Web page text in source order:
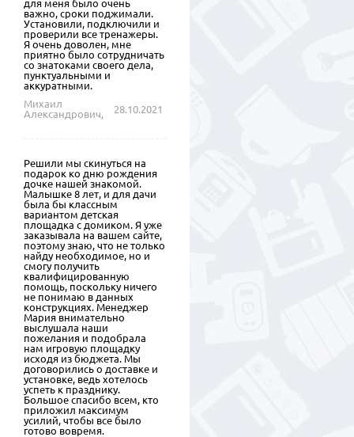
для меня было очень
важно, сроки поджимали.
Установили, подключили и
проверили все тренажеры.
Я очень доволен, мне
приятно было сотрудничать
со знатоками своего дела,
пунктуальными и
аккуратными.
Михаил
Александрович,
28.10.2021
Решили мы скинуться на
подарок ко дню рождения
дочке нашей знакомой.
Малышке 8 лет, и для дачи
была бы классным
вариантом детская
площадка с домиком. Я уже
заказывала на вашем сайте,
поэтому знаю, что не только
найду необходимое, но и
смогу получить
квалифицированную
помощь, поскольку ничего
не понимаю в данных
конструкциях. Менеджер
Мария внимательно
выслушала наши
пожелания и подобрала
нам игровую площадку
исходя из бюджета. Мы
договорились о доставке и
установке, ведь хотелось
успеть к празднику.
Большое спасибо всем, кто
приложил максимум
усилий, чтобы все было
готово вовремя.